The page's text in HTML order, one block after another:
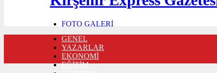
FOTO GALERİ
TRAFİK DURUMU
NÖBETÇİ ECZANELER
CANLI SONUÇLAR
GENEL
YAZARLAR
EKONOMİ
EĞİTİM